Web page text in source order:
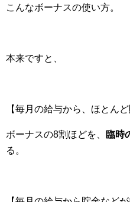
こんなボーナスの使い方。
本来ですと、
【毎月の給与から、ほとん
ボーナスの8割ほどを、 臨時
る。